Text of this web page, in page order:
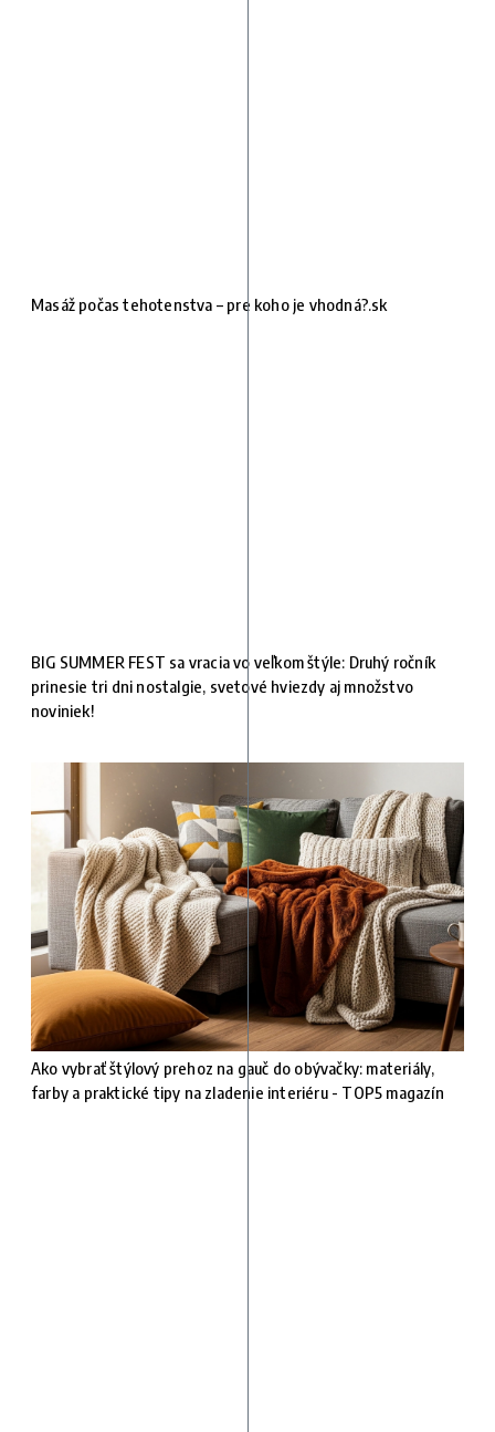
Masáž počas tehotenstva – pre koho je vhodná?.sk
BIG SUMMER FEST sa vracia vo veľkom štýle: Druhý ročník
prinesie tri dni nostalgie, svetové hviezdy aj množstvo
noviniek!
Ako vybrať štýlový prehoz na gauč do obývačky: materiály,
farby a praktické tipy na zladenie interiéru - TOP5 magazín